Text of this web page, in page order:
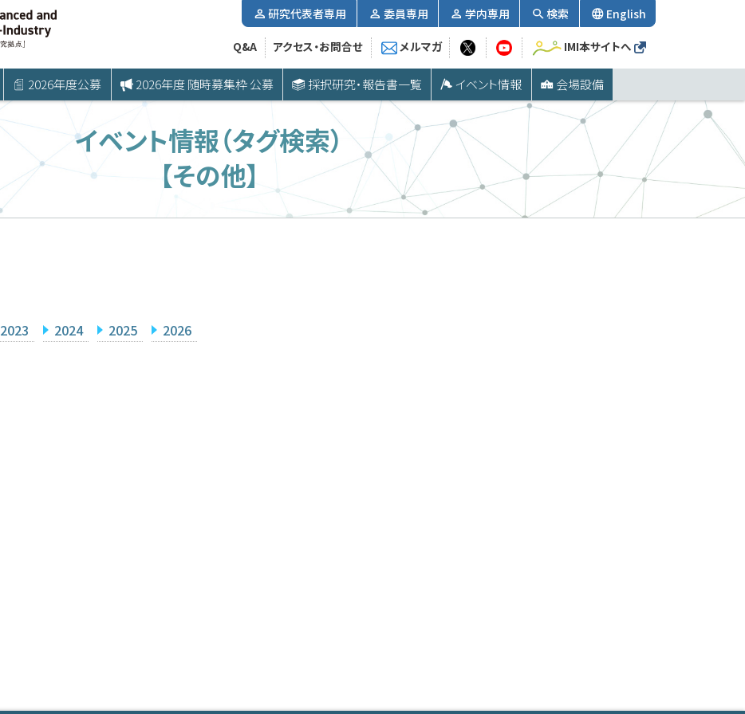
2026年度公募 2026年度 随時募集枠 公募 採択研究・報告書一覧 イベント情報 会場設備
研究代表者専用 委員専用 学内専用 検索 English
Q&A アクセス・お問合せ メルマガ IMI本サイトへ
イベント情報（タグ検索）
【その他】
2023 2024 2025 2026